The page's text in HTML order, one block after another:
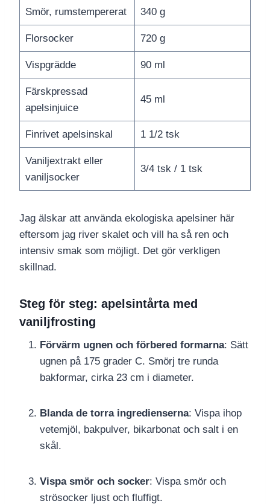
Smör, rumstempererat 340 g
Florsocker 720 g
Vispgrädde 90 ml
Färskpressad
apelsinjuice
45 ml
Finrivet apelsinskal 1 1/2 tsk
Vaniljextrakt eller
vaniljsocker
3/4 tsk / 1 tsk
Jag älskar att använda ekologiska apelsiner här
eftersom jag river skalet och vill ha så ren och
intensiv smak som möjligt. Det gör verkligen
skillnad.
Steg för steg: apelsintårta med
vaniljfrosting
Förvärm ugnen och förbered formarna: Sätt
ugnen på 175 grader C. Smörj tre runda
bakformar, cirka 23 cm i diameter.
Blanda de torra ingredienserna: Vispa ihop
vetemjöl, bakpulver, bikarbonat och salt i en
skål.
Vispa smör och socker: Vispa smör och
strösocker ljust och fluffigt.